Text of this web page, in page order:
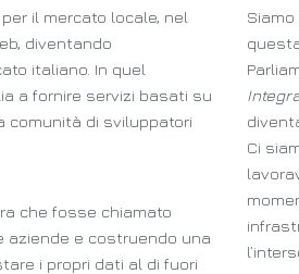
il mercato locale, nel
diventando
italiano. In quel
a fornire servizi basati su
comunità di sviluppatori
che fosse chiamato
aziende e costruendo una
i propri dati al di fuori
Ci